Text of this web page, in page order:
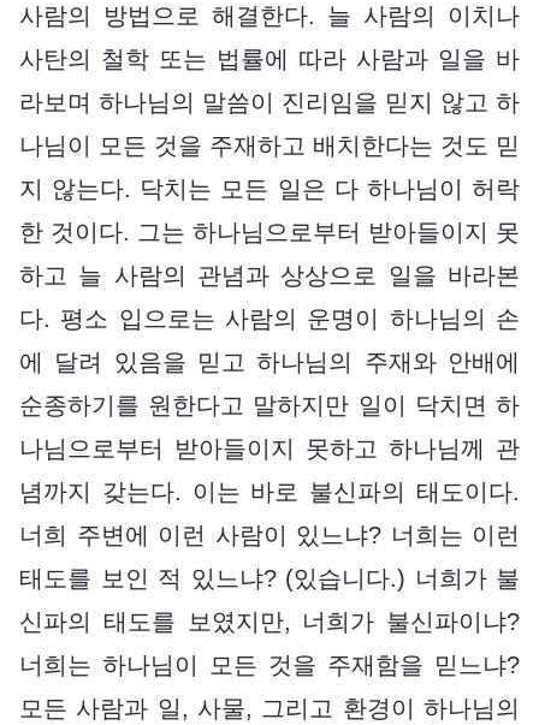
사람의 방법으로 해결한다. 늘 사람의 이치나
사탄의 철학 또는 법률에 따라 사람과 일을 바
라보며 하나님의 말씀이 진리임을 믿지 않고 하
나님이 모든 것을 주재하고 배치한다는 것도 믿
지 않는다. 닥치는 모든 일은 다 하나님이 허락
한 것이다. 그는 하나님으로부터 받아들이지 못
하고 늘 사람의 관념과 상상으로 일을 바라본
다. 평소 입으로는 사람의 운명이 하나님의 손
에 달려 있음을 믿고 하나님의 주재와 안배에
순종하기를 원한다고 말하지만 일이 닥치면 하
나님으로부터 받아들이지 못하고 하나님께 관
념까지 갖는다. 이는 바로 불신파의 태도이다.
너희 주변에 이런 사람이 있느냐? 너희는 이런
태도를 보인 적 있느냐? (있습니다.) 너희가 불
신파의 태도를 보였지만, 너희가 불신파이냐?
너희는 하나님이 모든 것을 주재함을 믿느냐?
모든 사람과 일, 사물, 그리고 환경이 하나님의